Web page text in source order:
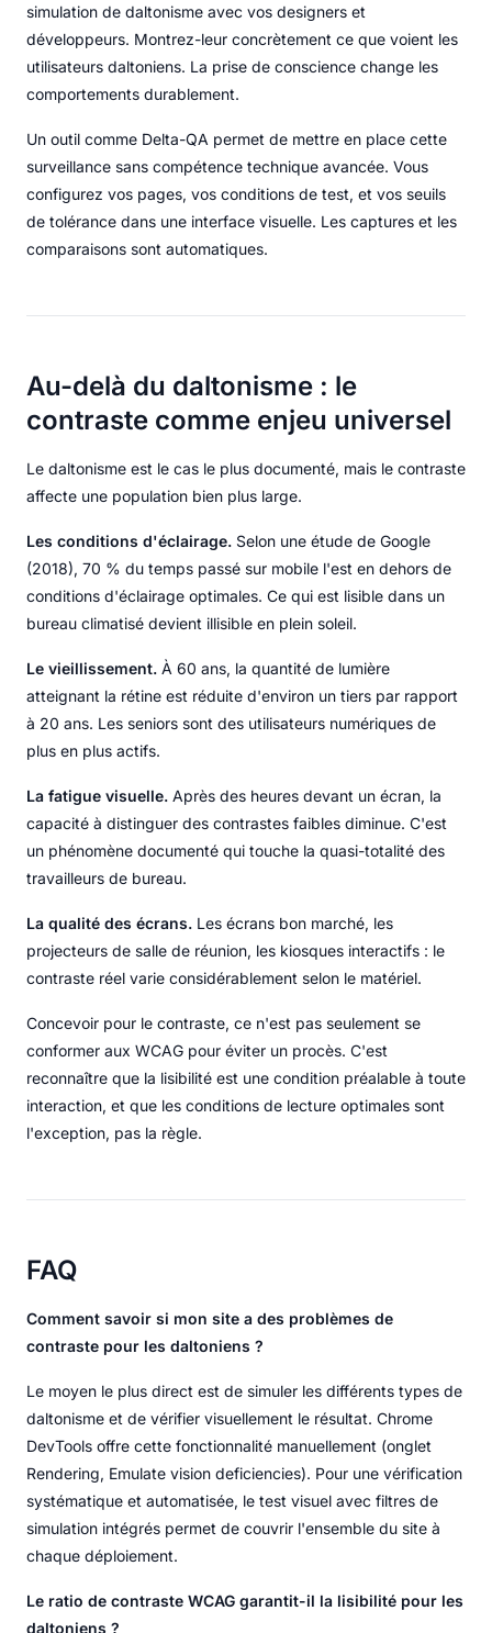
simulation de daltonisme avec vos designers et
développeurs. Montrez-leur concrètement ce que voient les
utilisateurs daltoniens. La prise de conscience change les
comportements durablement.
Un outil comme Delta-QA permet de mettre en place cette
surveillance sans compétence technique avancée. Vous
configurez vos pages, vos conditions de test, et vos seuils
de tolérance dans une interface visuelle. Les captures et les
comparaisons sont automatiques.
Au-delà du daltonisme : le
contraste comme enjeu universel
Le daltonisme est le cas le plus documenté, mais le contraste
affecte une population bien plus large.
Les conditions d'éclairage. Selon une étude de Google
(2018), 70 % du temps passé sur mobile l'est en dehors de
conditions d'éclairage optimales. Ce qui est lisible dans un
bureau climatisé devient illisible en plein soleil.
Le vieillissement. À 60 ans, la quantité de lumière
atteignant la rétine est réduite d'environ un tiers par rapport
à 20 ans. Les seniors sont des utilisateurs numériques de
plus en plus actifs.
La fatigue visuelle. Après des heures devant un écran, la
capacité à distinguer des contrastes faibles diminue. C'est
un phénomène documenté qui touche la quasi-totalité des
travailleurs de bureau.
La qualité des écrans. Les écrans bon marché, les
projecteurs de salle de réunion, les kiosques interactifs : le
contraste réel varie considérablement selon le matériel.
Concevoir pour le contraste, ce n'est pas seulement se
conformer aux WCAG pour éviter un procès. C'est
reconnaître que la lisibilité est une condition préalable à toute
interaction, et que les conditions de lecture optimales sont
l'exception, pas la règle.
FAQ
Comment savoir si mon site a des problèmes de
contraste pour les daltoniens ?
Le moyen le plus direct est de simuler les différents types de
daltonisme et de vérifier visuellement le résultat. Chrome
DevTools offre cette fonctionnalité manuellement (onglet
Rendering, Emulate vision deficiencies). Pour une vérification
systématique et automatisée, le test visuel avec filtres de
simulation intégrés permet de couvrir l'ensemble du site à
chaque déploiement.
Le ratio de contraste WCAG garantit-il la lisibilité pour les
daltoniens ?